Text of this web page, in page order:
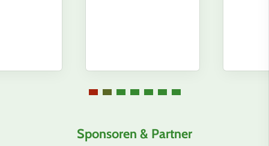
Sponsoren & Partner